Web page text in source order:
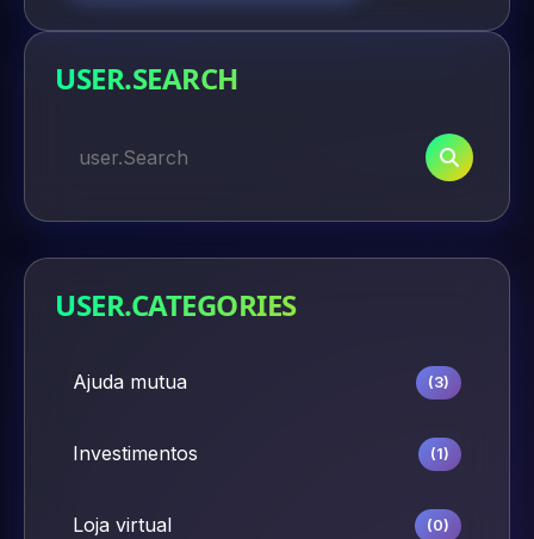
USER.SEARCH
USER.CATEGORIES
Ajuda mutua (3)
Investimentos (1)
Loja virtual (0)